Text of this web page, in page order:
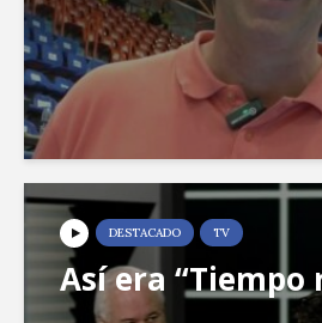
DESTACADO TV
Así era “Tiempo